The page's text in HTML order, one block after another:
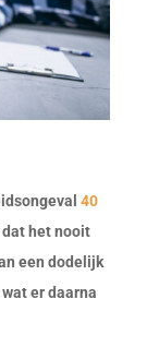
40
het nooit
een dodelijk
er daarna